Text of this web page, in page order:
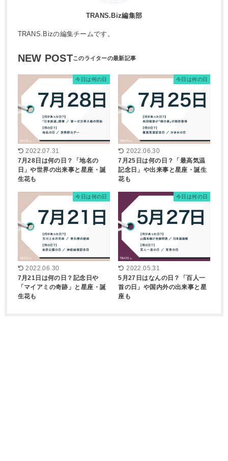
TRANS.Biz編集部
TRANS.Bizの編集チームです。
NEW POST
今日は何の日
2022.07.31
7月28日は何の日？「地名の
日」や世界の出来事と星座・誕
生花も
今日は何の日
2022.06.30
7月25日は何の日？「最高気温
記念日」や出来事と星座・誕生
花も
今日は何の日
2022.06.30
7月21日は何の日？記念日や
「マイアミの奇跡」と星座・誕
生花も
今日は何の日
2022.05.31
5月27日はなんの日？「百人一
首の日」や国内外の出来事と星
座も